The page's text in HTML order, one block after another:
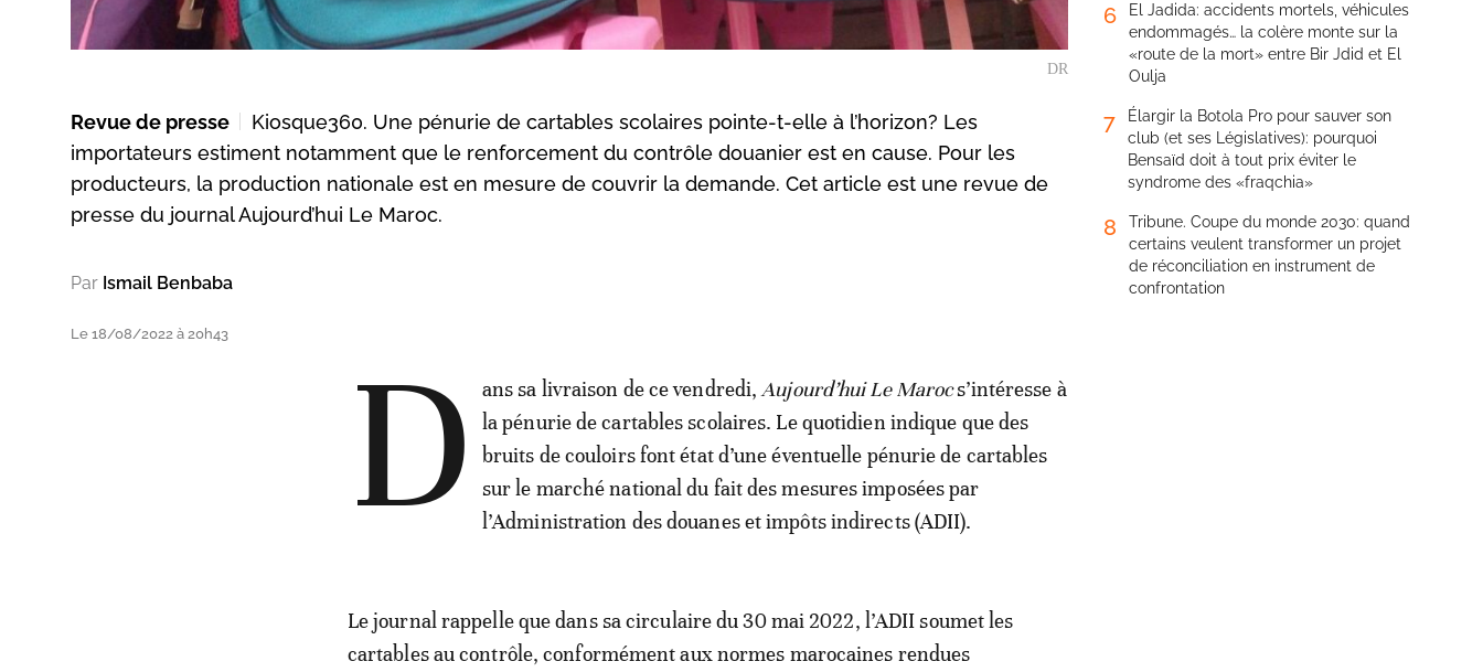
DR
Revue de presse
Kiosque360. Une pénurie de cartables scolaires pointe-t-elle à l’horizon? Les
importateurs estiment notamment que le renforcement du contrôle douanier est en cause. Pour les
producteurs, la production nationale est en mesure de couvrir la demande. Cet article est une revue de
presse du journal Aujourd’hui Le Maroc.
Par Ismail Benbaba
Le 18/08/2022 à 20h43 D ans sa livraison de ce vendredi, Aujourd’hui Le Marocs’intéresse à
la pénurie de cartables scolaires. Le quotidien indique que des
bruits de couloirs font état d’une éventuelle pénurie de cartables
sur le marché national du fait des mesures imposées par
l’Administration des douanes et impôts indirects (ADII).
Le journal rappelle que dans sa circulaire du 30 mai 2022, l’ADII soumet les
cartables au contrôle, conformément aux normes marocaines rendues
6
El Jadida: accidents mortels, véhicules
endommagés… la colère monte sur la
«route de la mort» entre Bir Jdid et El
Oulja
7
Élargir la Botola Pro pour sauver son
club (et ses Législatives): pourquoi
Bensaïd doit à tout prix éviter le
syndrome des «fraqchia»
8
Tribune. Coupe du monde 2030: quand
certains veulent transformer un projet
de réconciliation en instrument de
confrontation